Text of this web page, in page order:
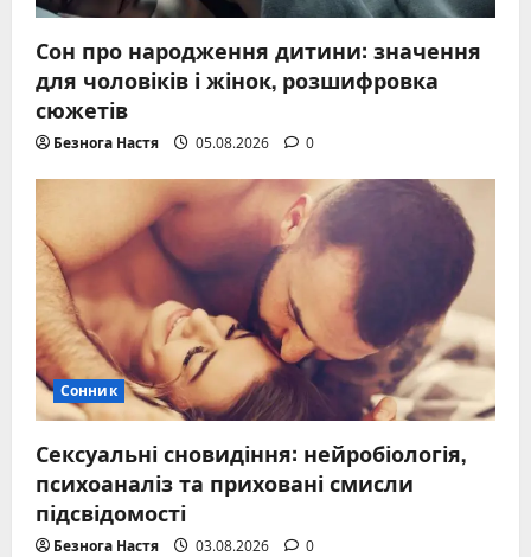
Сон про народження дитини: значення
для чоловіків і жінок, розшифровка
сюжетів
Безнога Настя 05.08.2026 0
Сонник
Сексуальні сновидіння: нейробіологія,
психоаналіз та приховані смисли
підсвідомості
Безнога Настя 03.08.2026 0